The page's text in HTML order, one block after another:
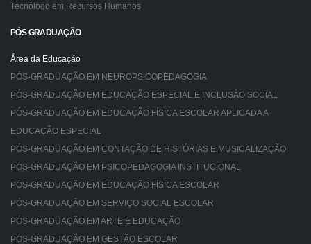
Tecnólogo em Recursos Humanos
PÓS GRADUAÇÃO
Área da Educação
PÓS-GRADUAÇÃO EM NEUROPSICOPEDAGOGIA
PÓS-GRADUAÇÃO EM EDUCAÇÃO ESPECIAL E INCLUSÃO SOCIAL
PÓS-GRADUAÇÃO EM EDUCAÇÃO FÍSICA ESCOLAR APLICADA A
EDUCAÇÃO ESPECIAL
PÓS-GRADUAÇÃO EM CONTAÇÃO DE HISTÓRIAS E MUSICALIZAÇÃO
PÓS-GRADUAÇÃO EM PSICOPEDAGOGIA INSTITUCIONAL
PÓS-GRADUAÇÃO EM EDUCAÇÃO FÍSICA ESCOLAR
PÓS-GRADUAÇÃO EM SERVIÇO SOCIAL ESCOLAR
PÓS-GRADUAÇÃO EM ARTE E EDUCAÇÃO
PÓS-GRADUAÇÃO EM GESTÃO ESCOLAR